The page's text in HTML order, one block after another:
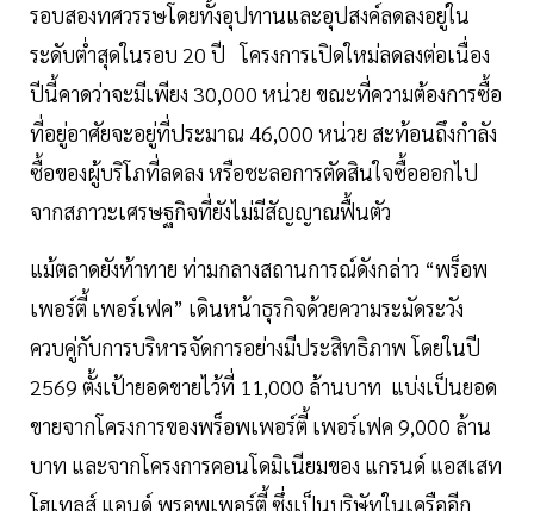
รอบสองทศวรรษโดยทั้งอุปทานและอุปสงค์ลดลงอยู่ใน
ระดับต่ำสุดในรอบ 20 ปี โครงการเปิดใหม่ลดลงต่อเนื่อง
ปีนี้คาดว่าจะมีเพียง 30,000 หน่วย ขณะที่ความต้องการซื้อ
ที่อยู่อาศัยจะอยู่ที่ประมาณ 46,000 หน่วย สะท้อนถึงกำลัง
ซื้อของผู้บริโภที่ลดลง หรือชะลอการตัดสินใจซื้อออกไป
จากสภาวะเศรษฐกิจที่ยังไม่มีสัญญาณฟื้นตัว
แม้ตลาดยังท้าทาย ท่ามกลางสถานการณ์ดังกล่าว “พร็อพ
เพอร์ตี้ เพอร์เฟค” เดินหน้าธุรกิจด้วยความระมัดระวัง
ควบคู่กับการบริหารจัดการอย่างมีประสิทธิภาพ โดยในปี
2569 ตั้งเป้ายอดขายไว้ที่ 11,000 ล้านบาท แบ่งเป็นยอด
ขายจากโครงการของพร็อพเพอร์ตี้ เพอร์เฟค 9,000 ล้าน
บาท และจากโครงการคอนโดมิเนียมของ แกรนด์ แอสเสท
โฮเทลส์ แอนด์ พรอพเพอร์ตี้ ซึ่งเป็นบริษัทในเครืออีก